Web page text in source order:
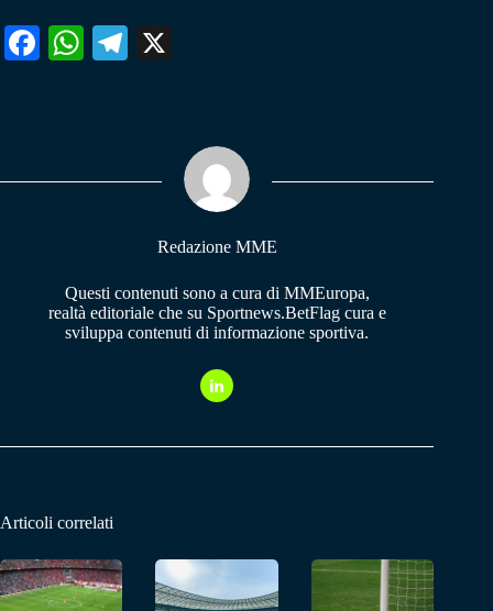
Fa W
pp
Te
m
Redazione MME
Questi contenuti sono a cura di MMEuropa,
realtà editoriale che su Sportnews.BetFlag cura e
sviluppa contenuti di informazione sportiva.
Articoli correlati